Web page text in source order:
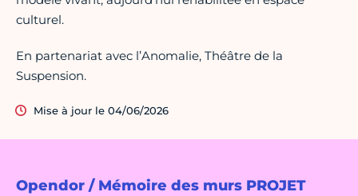
Opendor / Mémoire des murs PROJET
culturel.
En partenariat avec l’Anomalie, Théâtre de la
Suspension.
Mise à jour le 04/06/2026